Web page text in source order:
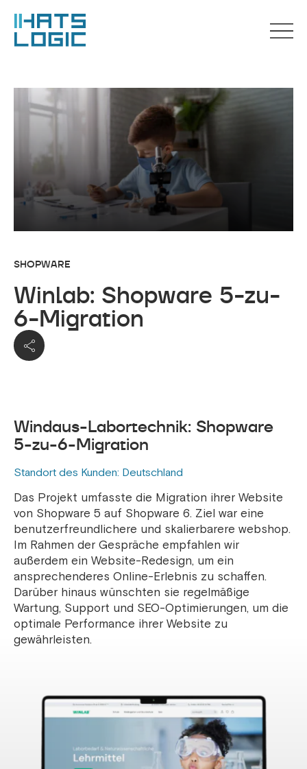
SHOPWARE
Winlab: Shopware 5-zu-
6-Migration
Windaus-Labortechnik: Shopware
5-zu-6-Migration
Standort des Kunden: Deutschland
Das Projekt umfasste die Migration ihrer Website
von Shopware 5 auf Shopware 6. Ziel war eine
benutzerfreundlichere und skalierbarere webshop.
Im Rahmen der Gespräche empfahlen wir
außerdem ein Website-Redesign, um ein
ansprechenderes Online-Erlebnis zu schaffen.
Darüber hinaus wünschten sie regelmäßige
Wartung, Support und SEO-Optimierungen, um die
optimale Performance ihrer Website zu
gewährleisten.